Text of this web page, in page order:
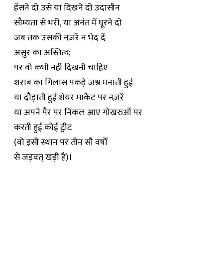
हँसने दो उसे या दिखने दो उदासीन
सौम्यता से भरी, या अनंत में घूरने दो
जब तक उसकी नज़रें न भेद दें
असुर का अस्तित्व;
पर वो कभी नहीं दिखनी चाहिए
शराब का गिलास पकड़े जश्न मनाती हुई
या दौड़ाती हुई शेयर मार्केट पर नज़रें
या अपने पैर पर निकल आए गोखरुओं पर
करती हुई कोई ट्वीट
(वो इसी स्थान पर तीन सौ वर्षों
से जड़वत् खड़ी है)।